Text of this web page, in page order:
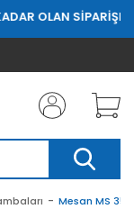
OLAN
Mesan MS